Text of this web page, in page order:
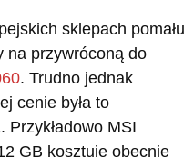
sklepach pomału
na przywróconą do
. Trudno jednak
cenie była to
Przykładowo MSI
GB kosztuje obecnie